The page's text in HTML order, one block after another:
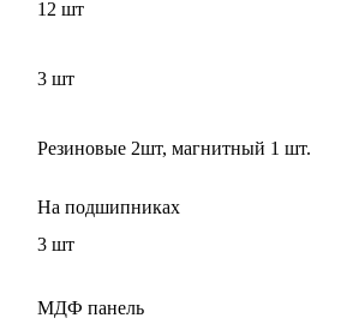
12 шт
3 шт
Резиновые 2шт, магнитный 1 шт.
На подшипниках
3 шт
МДФ панель